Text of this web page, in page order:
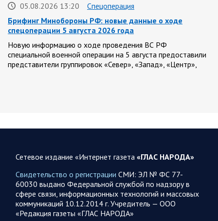
05.08.2026 13:20
Спецоперация
Брифинг Минобороны РФ: новые данные о ходе
спецоперации 5 августа 2026 года
Новую информацию о ходе проведения ВС РФ
специальной военной операции на 5 августа предоставили
представители группировок «Север», «Запад», «Центр»,
августа. Коротко
группировки «Север» взяли под контроль Рыжевку в…
05.08.2026 12:51
Власть
Путин проводит встречу с руководством Министерства
обороны России. Главное
Сетевое издание «Интернет газета «ГЛАС НАРОДА»
Свидетельство о регистрации СМИ: ЭЛ № ФС 77-
60030 выдано Федеральной службой по надзору в
сфере связи, информационных технологий и массовых
коммуникаций 10.12.2014 г. Учредитель — ООО
«Редакция газеты «ГЛАС НАРОДА»